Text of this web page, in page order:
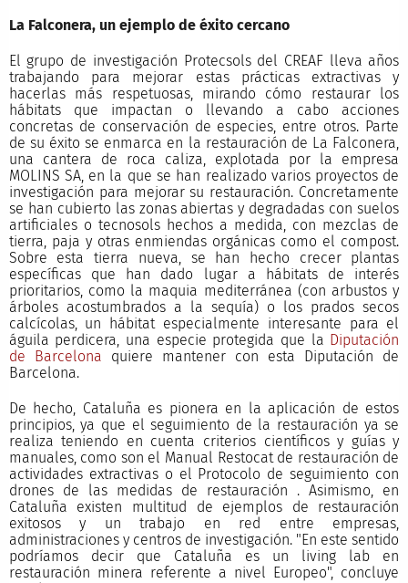
La Falconera, un ejemplo de éxito cercano
El grupo de investigación Protecsols del CREAF lleva años
trabajando para mejorar estas prácticas extractivas y
hacerlas más respetuosas, mirando cómo restaurar los
hábitats que impactan o llevando a cabo acciones
concretas de conservación de especies, entre otros. Parte
de su éxito se enmarca en la restauración de La Falconera,
una cantera de roca caliza, explotada por la empresa
MOLINS SA, en la que se han realizado varios proyectos de
investigación para mejorar su restauración. Concretamente
se han cubierto las zonas abiertas y degradadas con suelos
artificiales o tecnosols hechos a medida, con mezclas de
tierra, paja y otras enmiendas orgánicas como el compost.
Sobre esta tierra nueva, se han hecho crecer plantas
específicas que han dado lugar a hábitats de interés
prioritarios, como la maquia mediterránea (con arbustos y
árboles acostumbrados a la sequía) o los prados secos
calcícolas, un hábitat especialmente interesante para el
águila perdicera, una especie protegida que la Diputación
de Barcelona quiere mantener con esta Diputación de
Barcelona.
De hecho, Cataluña es pionera en la aplicación de estos
principios, ya que el seguimiento de la restauración ya se
realiza teniendo en cuenta criterios científicos y guías y
manuales, como son el Manual Restocat de restauración de
actividades extractivas o el Protocolo de seguimiento con
drones de las medidas de restauración . Asimismo, en
Cataluña existen multitud de ejemplos de restauración
exitosos y un trabajo en red entre empresas,
administraciones y centros de investigación. "En este sentido
podríamos decir que Cataluña es un living lab en
restauración minera referente a nivel Europeo", concluye